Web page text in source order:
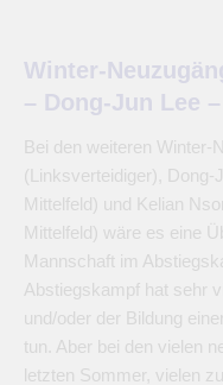
Winter-
– Dong-Jun Lee
Bei den weiteren Winter-
(Linksverteidiger), Dong-
Mittelfeld) und Kelian
Mittelfeld) wäre es eine
Mannschaft im
Abstiegskampf hat sehr
und/oder der Bildung
tun. Aber bei den vielen
letzten Sommer, vielen